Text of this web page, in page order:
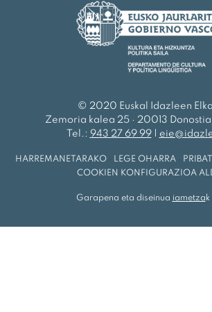
© 2020 Euskal Idazleen
Zemoria kalea 25 · 20013
Tel.: 943 27 69 99|
HARREMANETARAKO LEGE OHARRA
COOKIEN KONFIGURAZIOA
Garapena eta diseinua iametza